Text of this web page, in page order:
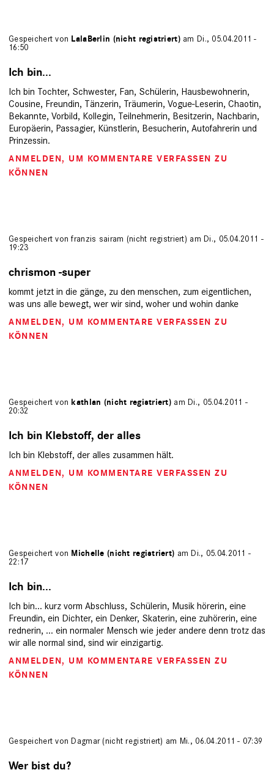
Gespeichert von LalaBerlin (nicht registriert)am Di., 05.04.2011 -
16:50
Ich bin...
Ich bin Tochter, Schwester, Fan, Schülerin, Hausbewohnerin,
Cousine, Freundin, Tänzerin, Träumerin, Vogue-Leserin, Chaotin,
Bekannte, Vorbild, Kollegin, Teilnehmerin, Besitzerin, Nachbarin,
Europäerin, Passagier, Künstlerin, Besucherin, Autofahrerin und
Prinzessin.
ANMELDEN, UM KOMMENTARE VERFASSEN ZU
KÖNNEN
Gespeichert vonfranzis sairam (nicht registriert) am Di., 05.04.2011 -
19:23
chrismon -super
kommt jetzt in die gänge, zu den menschen, zum eigentlichen,
was uns alle bewegt, wer wir sind, woher und wohin danke
ANMELDEN, UM KOMMENTARE VERFASSEN ZU
KÖNNEN
Gespeichert von kathlan (nicht registriert) am Di., 05.04.2011 -
20:32
Ich bin Klebstoff, der alles
Ich bin Klebstoff, der alles zusammen hält.
ANMELDEN, UM KOMMENTARE VERFASSEN ZU
KÖNNEN
Gespeichert von Michelle (nicht registriert) am Di., 05.04.2011 -
22:17
Ich bin...
Ich bin... kurz vorm Abschluss, Schülerin, Musik hörerin, eine
Freundin, ein Dichter, ein Denker, Skaterin, eine zuhörerin, eine
rednerin, ... ein normaler Mensch wie jeder andere denn trotz das
wir alle normal sind, sind wir einzigartig.
ANMELDEN, UM KOMMENTARE VERFASSEN ZU
KÖNNEN
Gespeichert vonDagmar (nicht registriert) am Mi., 06.04.2011 - 07:39
Wer bist du?